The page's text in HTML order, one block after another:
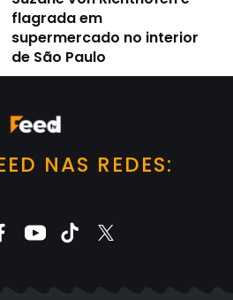
flagrada em
supermercado no interior
de São Paulo
NAS REDES: